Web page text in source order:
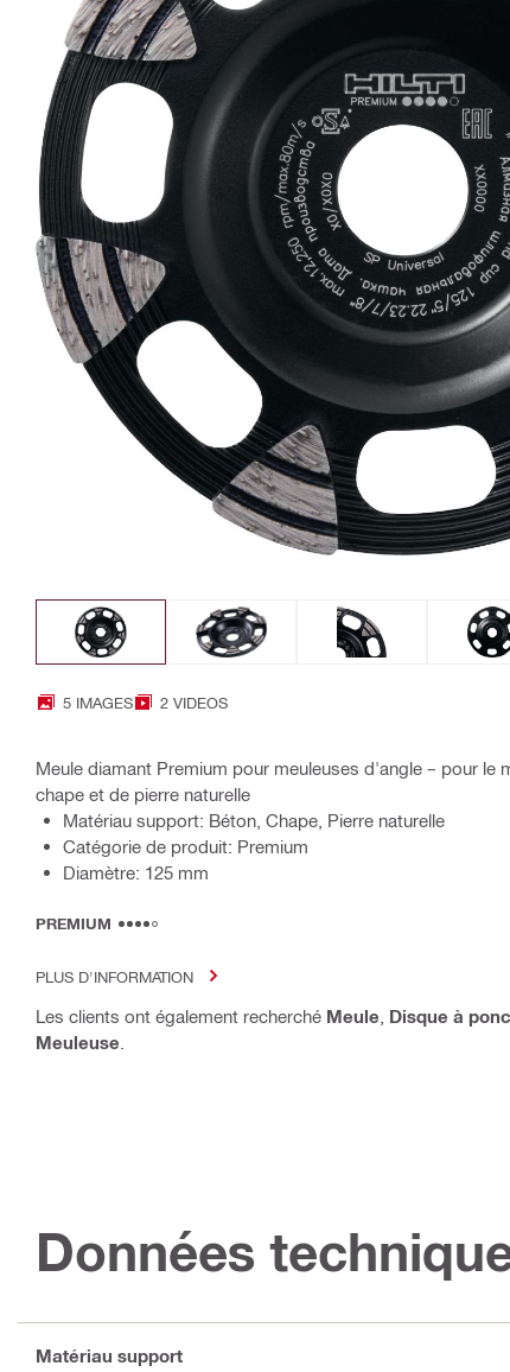
5 IMAGES 2 VIDEOS
Meule diamant Premium pour meuleuses d'angle – pour le
chape et de pierre naturelle
Matériau support: Béton, Chape, Pierre naturelle
Catégorie de produit: Premium
Diamètre: 125 mm
PREMIUM
PLUS D'INFORMATION
Les clients ont également recherché Meule Disque à
Meuleuse
Données
Matériau support